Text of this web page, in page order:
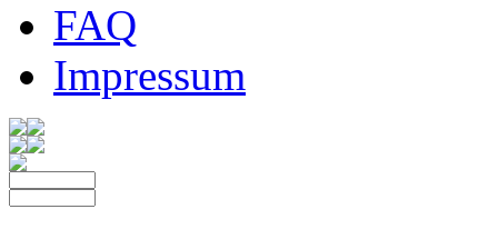
FAQ
Impressum